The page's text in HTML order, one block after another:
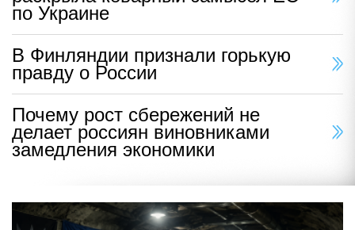
по Украине
В Финляндии признали горькую
правду о России
Почему рост сбережений не
делает россиян виновниками
замедления экономики